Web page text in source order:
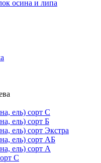
осина и липа
ель) сорт С
ель) сорт Б
ель) сорт Экстра
ель) сорт АБ
ель) сорт А
С